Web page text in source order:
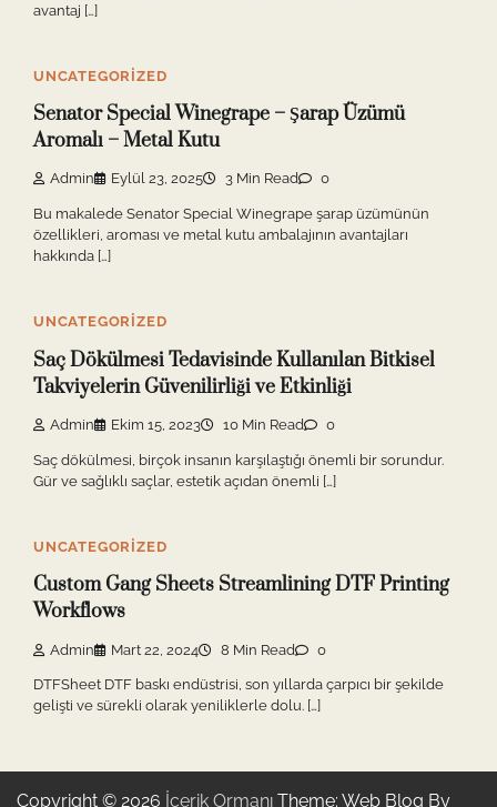
avantaj […]
UNCATEGORIZED
Senator Special Winegrape – Şarap Üzümü
Aromalı – Metal Kutu
Admin Eylül 23, 2025 3 Min Read 0
Bu makalede Senator Special Winegrape şarap üzümünün
özellikleri, aroması ve metal kutu ambalajının avantajları
hakkında […]
UNCATEGORIZED
Saç Dökülmesi Tedavisinde Kullanılan Bitkisel
Takviyelerin Güvenilirliği ve Etkinliği
Admin Ekim 15, 2023 10 Min Read 0
Saç dökülmesi, birçok insanın karşılaştığı önemli bir sorundur.
Gür ve sağlıklı saçlar, estetik açıdan önemli […]
UNCATEGORIZED
Custom Gang Sheets Streamlining DTF Printing
Workflows
Admin Mart 22, 2024 8 Min Read 0
DTFSheet DTF baskı endüstrisi, son yıllarda çarpıcı bir şekilde
gelişti ve sürekli olarak yeniliklerle dolu. […]
Copyright © 2026 İçerik Ormanı Theme: Web Blog By